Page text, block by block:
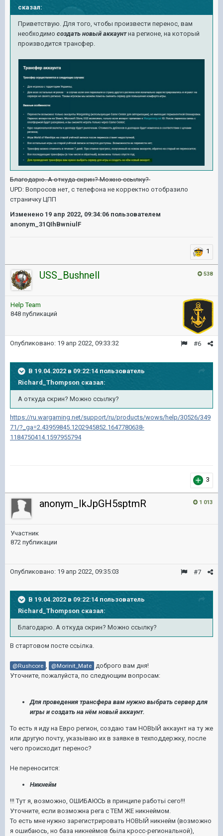
сказал:
Приветствую. Для того, чтобы произвести перенос, вам
необходимо создать новый аккаунтна регионе, на который
производится трансфер.
Благодарю. А откуда скрин? Можно ссылку?
UPD: Вопросов нет, с телефона не корректно отобразило
страничку ЦПП
Изменено 19 апр 2022, 09:34:06 пользователем
anonym_31QIhBwniulF
1
538
USS_Bushnell
Help Team
848 публикаций
#6
Опубликовано: 19 апр 2022, 09:33:32
В 19.04.2022 в 09:22:14 пользователь
Richard_Thompson сказал:
А откуда скрин? Можно ссылку?
https://ru.wargaming.net/support/ru/products/wows/help/30526/349
71/?_ga=2.43959845.1202945852.1647780638-
1184750414.1597955794
3
1 013
anonym_IkJpGH5sptmR
Участник
872 публикации
#7
Опубликовано: 19 апр 2022, 09:35:03
В 19.04.2022 в 09:22:14 пользователь
Richard_Thompson сказал:
Благодарю. А откуда скрин? Можно ссылку?
В стартовом посте ссьілка.
@Rushcore , @Morinit_Mate доброго вам дня!
Уточните, пожалуйста, по следующим вопросам:
Для проведения трансфера вам нужно выбрать сервер для
игры и создать на нём новый аккаунт.
То есть я иду на Евро регион, создаю там НОВЬІЙ аккаунт на ту же
или другую почту, указьіваю их в заявке в техподдержку, после
чего происходит перенос?
Не переносится:
Никнейм
!!! Тут я, возможно, ОШИБАЮСЬ в принципе работьі сего!!!
Уточните, если возможна рега с ТЕМ ЖЕ никнеймом.
То есть мне нужно зарегистрировать НОВЬІЙ никнейм (возможно
я ошибаюсь, но база никнеймов бьіла кросс-региональной),